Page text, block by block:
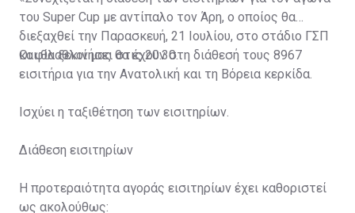
του Super Cup με αντίπαλο τον Άρη, ο οποίος θα
διεξαχθεί την Παρασκευή, 21 Ιουλίου, στο στάδιο ΓΣΠ
και θα ξεκινήσει στις 20:30.
Οι φίλαθλοί μας θα έχουν στη διάθεσή τους 8967
εισιτήρια για την Ανατολική και τη Βόρεια κερκίδα.
Ισχύει η ταξιθέτηση των εισιτηρίων.
Διάθεση εισιτηρίων
Η προτεραιότητα αγοράς εισιτηρίων έχει καθοριστεί
ως ακολούθως: